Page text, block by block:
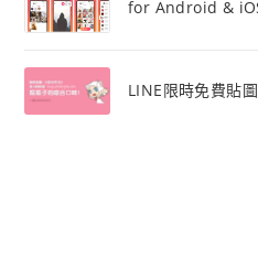
for Android &
LINE限時免費貼